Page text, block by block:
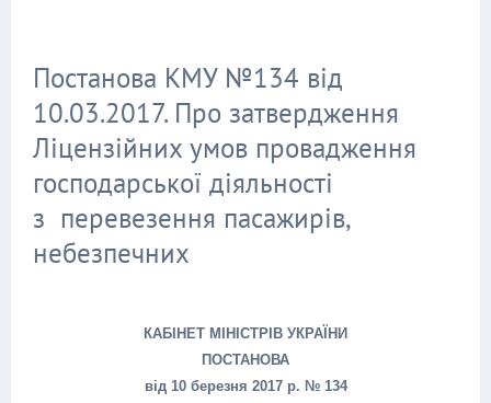
Постанова КМУ №134 від
10.03.2017. Про затвердження
Ліцензійних умов провадження
господарської діяльності
з перевезення пасажирів,
небезпечних
КАБІНЕТ МІНІСТРІВ УКРАЇНИ
ПОСТАНОВА
від 10 березня 2017 р. № 134